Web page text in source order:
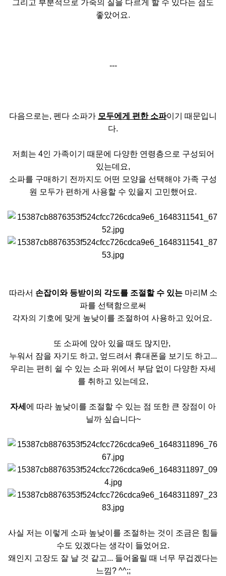
그리고 부분적으로 가죽의 질을 다르게 할 수 있다는 점도
좋았어요.
---
다음으로는, 펜다 소파가 모두에게 편한 소파이기 때문입니
다.
저희는 4인 가족이기 때문에 다양한 연령층으로 구성되어
있는데요,
소파를 구매하기 전까지도 어떤 모양을 선택해야 가족 구성
원 모두가 편하게 사용할 수 있을지 고민했어요.
따라서 손잡이와 등받이의 각도를 조절할 수 있는마리M 소
파를 선택함으로써
각자의 기호에 맞게 높낮이를 조절하여 사용하고 있어요.
또 소파에 앉아 있을 때도 많지만,
누워서 잠을 자기도 하고, 엎드려서 휴대폰을 보기도 하고...
우리는 편히 쉴 수 있는 소파 위에서 부담 없이 다양한 자세
를 취하고 있는데요,
자세 에 따라 높낮이를 조절할 수 있는 점 또한 큰 장점이 아
닐까 싶습니다~
사실 저는 이렇게 소파 높낮이를 조절하는 것이 조금은 힘들
수도 있겠다는 생각이 들었어요.
왜인지 고장도 잘 날 것 같고... 들어올릴 때 너무 무겁겠다는
느낌? ^^;;